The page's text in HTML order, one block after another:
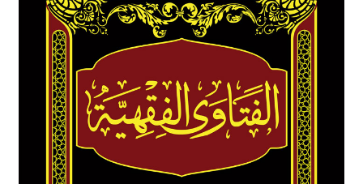
برگه نمونه
برگه نمونه
پرداخت